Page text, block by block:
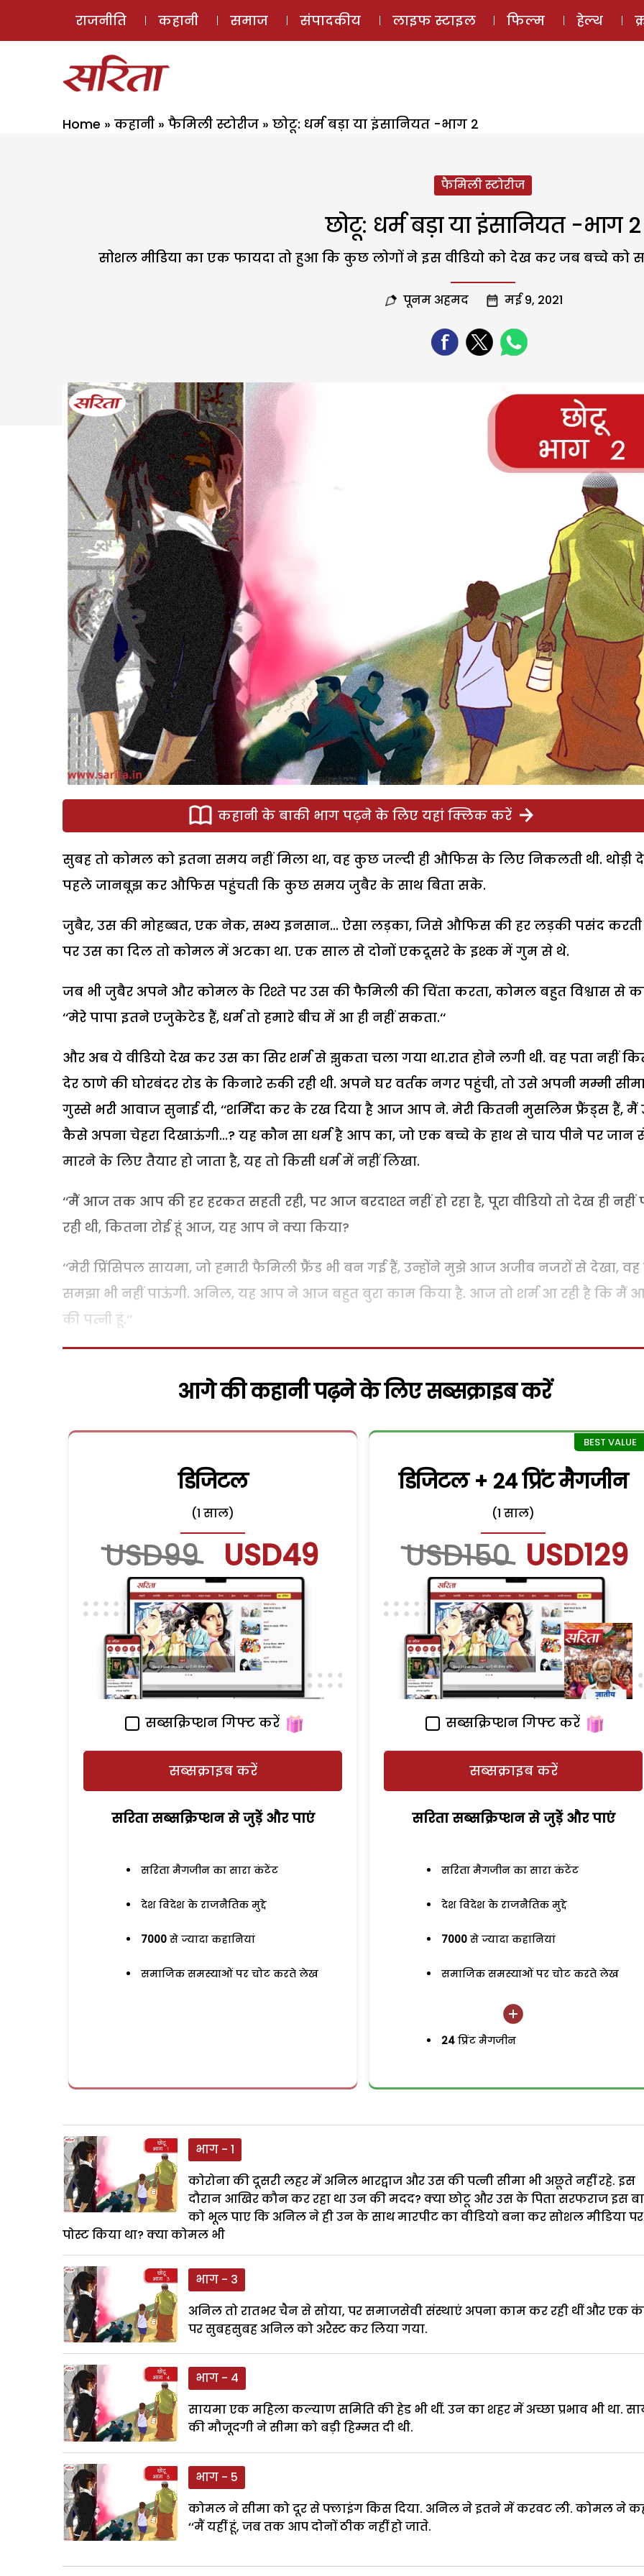
ई-मैगज़ीन
राजनीति कहानी समाज संपादकीय लाइफ स्टाइल फिल्म हेल्थ
Home » कहानी » फैमिली स्टोरीज » छोटू: धर्म बड़ा या इंसानियत -भाग 2
फैमिली स्टोरीज
छोटू: धर्म बड़ा या इंसानियत -भाग 2
सोशल मीडिया का एक फायदा तो हुआ कि कुछ लोगों ने इस वीडियो को देख कर जब बच्चे को
पूनम अहमद मई 9, 2021
कहानी के बाकी भाग पढ़ने के लिए यहां क्लिक करें
सुबह तो कोमल को इतना समय नहीं मिला था, वह कुछ जल्दी ही औफिस के लिए निकलती थी. थोड़ी
पहले जानबूझ कर औफिस पहुंचती कि कुछ समय जुबैर के साथ बिता सके.
जुबैर, उस की मोहब्बत, एक नेक, सभ्य इनसान... ऐसा लड़का, जिसे औफिस की हर लड़की पसंद करती
पर उस का दिल तो कोमल में अटका था. एक साल से दोनों एकदूसरे के इश्क में गुम से थे.
जब भी जुबैर अपने और कोमल के रिश्ते पर उस की फैमिली की चिंता करता, कोमल बहुत विश्वास से
‘‘मेरे पापा इतने एजुकेटेड हैं, धर्म तो हमारे बीच में आ ही नहीं सकता.‘‘
और अब ये वीडियो देख कर उस का सिर शर्म से झुकता चला गया था.रात होने लगी थी. वह पता नहीं
देर ठाणे की घोरबंदर रोड के किनारे रुकी रही थी. अपने घर वर्तक नगर पहुंची, तो उसे अपनी मम्मी
गुस्से भरी आवाज सुनाई दी, ‘‘शर्मिंदा कर के रख दिया है आज आप ने. मेरी कितनी मुसलिम फ्रैंड्स हैं, मैं
कैसे अपना चेहरा दिखाऊंगी...? यह कौन सा धर्म है आप का, जो एक बच्चे के हाथ से चाय पीने पर जान
मारने के लिए तैयार हो जाता है, यह तो किसी धर्म में नहीं लिखा.
‘‘मैं आज तक आप की हर हरकत सहती रही, पर आज बरदाश्त नहीं हो रहा है, पूरा वीडियो तो देख ही नहीं
रही थी, कितना रोई हूं आज, यह आप ने क्या किया?
‘‘मेरी प्रिंसिपल सायमा, जो हमारी फैमिली फ्रैंड भी बन गई हैं, उन्होंने मुझे आज अजीब नजरों से देखा,
समझा भी नहीं पाऊंगी. अनिल, यह आप ने आज बहुत बुरा काम किया है. आज तो शर्म आ रही है कि मैं
की पत्नी हूं.‘’
आगे की कहानी पढ़ने के लिए सब्सक्राइब करें
डिजिटल
(1 साल)
USD99 USD49
सब्सक्रिप्शन गिफ्ट करें
सब्सक्राइब करें
सरिता सब्सक्रिप्शन से जुड़ेें और पाएं
सरिता मैगजीन का सारा कंटेंट
देश विदेश के राजनैतिक मुद्दे
7000 से ज्यादा कहानियां
समाजिक समस्याओं पर चोट करते लेख
डिजिटल + 24 प्रिंट मैगजीन
(1 साल)
USD150 USD129
सब्सक्रिप्शन गिफ्ट करें
सब्सक्राइब करें
सरिता सब्सक्रिप्शन से जुड़ेें और पाएं
सरिता मैगजीन का सारा कंटेंट
देश विदेश के राजनैतिक मुद्दे
7000 से ज्यादा कहानियां
समाजिक समस्याओं पर चोट करते लेख
24 प्रिंट मैगजीन
भाग - 1
कोरोना की दूसरी लहर में अनिल भारद्वाज और उस की पत्नी सीमा भी अछूते नहीं रहे. इस
दौरान आखिर कौन कर रहा था उन की मदद? क्या छोटू और उस के पिता सरफराज इस
को भूल पाए कि अनिल ने ही उन के साथ मारपीट का वीडियो बना कर सोशल मीडिया पर
पोस्ट किया था? क्या कोमल भी
भाग - 3
अनिल तो रातभर चैन से सोया, पर समाजसेवी संस्थाएं अपना काम कर रही थीं और एक
पर सुबहसुबह अनिल को अरैस्ट कर लिया गया.
भाग - 4
सायमा एक महिला कल्याण समिति की हेड भी थीं. उन का शहर में अच्छा प्रभाव भी था.
की मौजूदगी ने सीमा को बड़ी हिम्मत दी थी.
भाग - 5
कोमल ने सीमा को दूर से फ्लाइंग किस दिया. अनिल ने इतने में करवट ली. कोमल ने
‘‘मैं यहीं हूं, जब तक आप दोनों ठीक नहीं हो जाते.